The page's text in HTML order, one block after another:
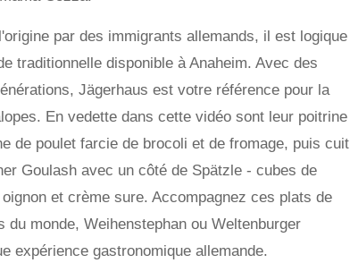
par des immigrants allemands, il est logique
traditionnelle disponible à Anaheim. Avec des
Jägerhaus est votre référence pour la
En vedette dans cette vidéo sont leur poitrine
de poulet farcie de brocoli et de fromage, puis cuit
Goulash avec un côté de Spätzle - cubes de
et crème sure. Accompagnez ces plats de
monde, Weihenstephan ou Weltenburger
expérience gastronomique allemande.